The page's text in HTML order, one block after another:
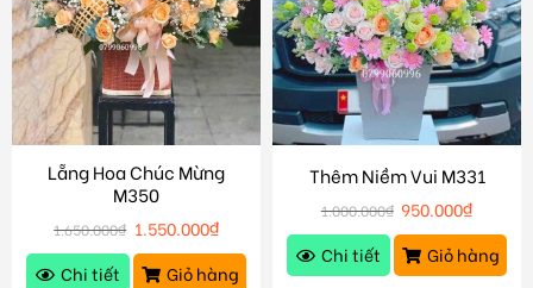
Lẵng Hoa Chúc Mừng
M350
1.650.000₫ 1.550.000₫
Chi tiết
Giỏ hàng
Thêm Niềm Vui M331
1.000.000₫ 950.000₫
Chi tiết
Giỏ hàng